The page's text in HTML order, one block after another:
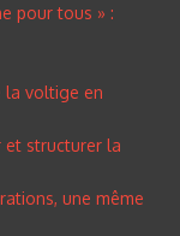
pour tous » :
la voltige en
et structurer la
une même